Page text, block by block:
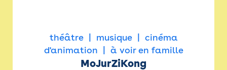
théâtre musique
cinéma
d'animation
à voir en famille
MoJurZiKong